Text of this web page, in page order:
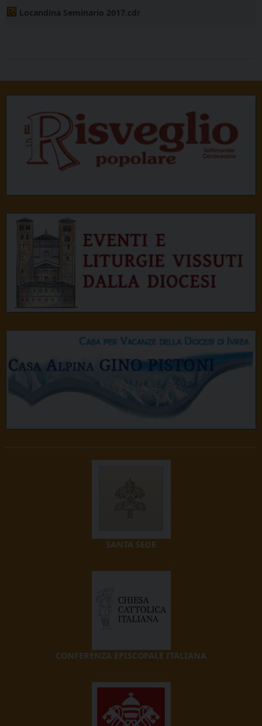
Locandina Seminario 2017.cdr
SANTA SEDE
CONFERENZA EPISCOPALE ITALIANA